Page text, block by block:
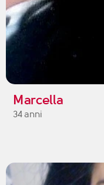
Marcella
34 anni